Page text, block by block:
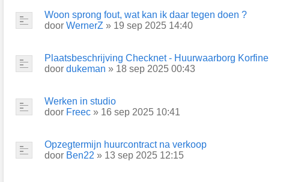
Woon sprong fout, wat kan ik daar tegen doen ?
door WernerZ » 19 sep 2025 14:40
Plaatsbeschrijving Checknet - Huurwaarborg Korfine
door dukeman » 18 sep 2025 00:43
Werken in studio
door Freec » 16 sep 2025 10:41
Opzegtermijn huurcontract na verkoop
door Ben22 » 13 sep 2025 12:15